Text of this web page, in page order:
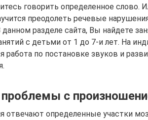
говорить определенное слово.
преодолеть речевые
разделе сайта, Вы найдете
с детьми от 1 до 7-и лет. На
работа по постановке звуков и
с
отвечают определенные участки